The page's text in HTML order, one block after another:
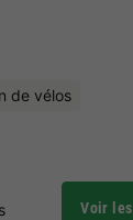
de vélos
Voir